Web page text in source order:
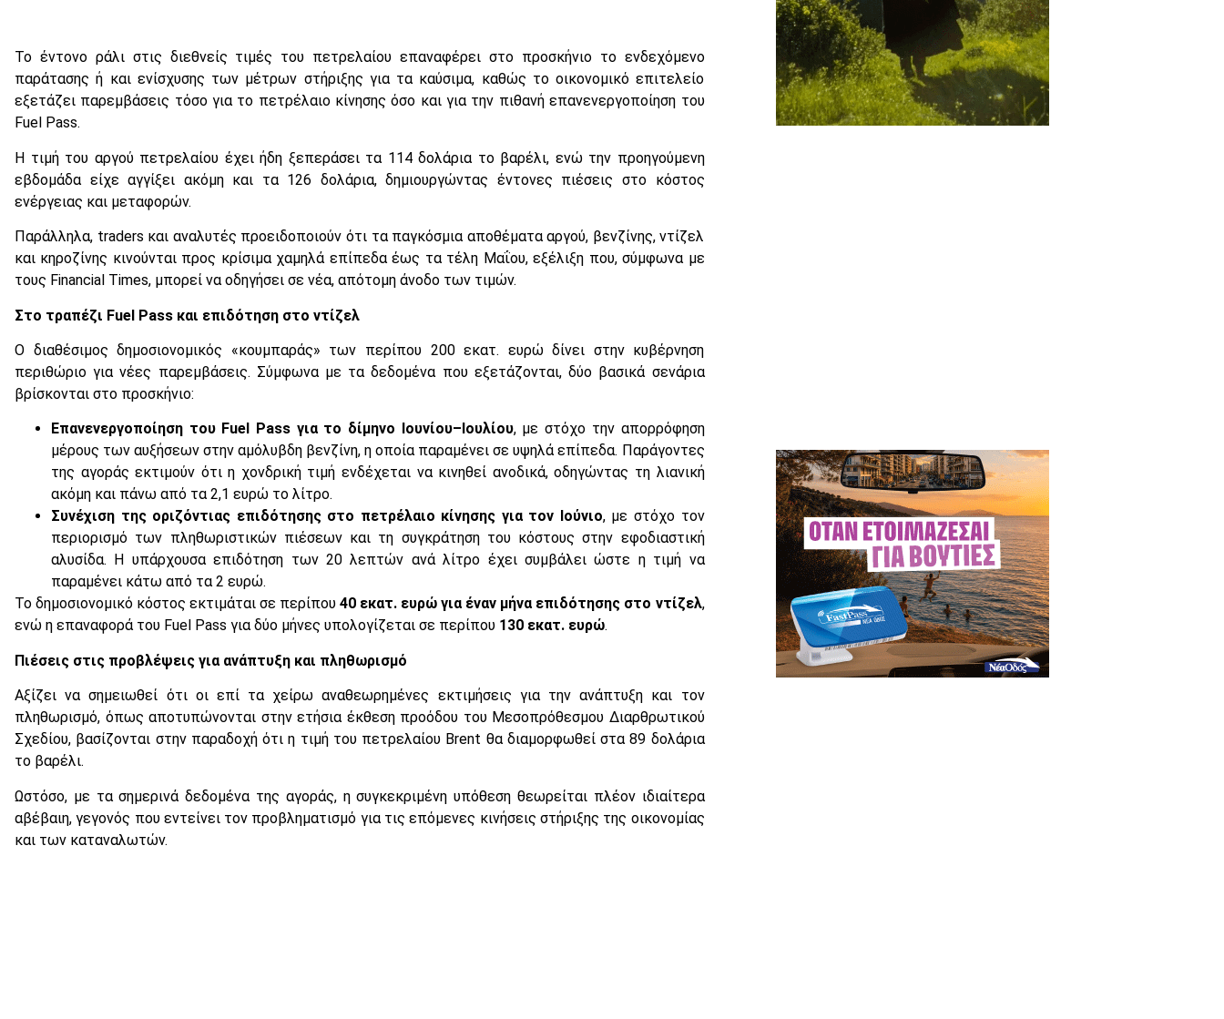
Το έντονο ράλι στις διεθνείς τιμές του πετρελαίου επαναφέρει στο προσκήνιο το ενδεχόμενο
παράτασης ή και ενίσχυσης των μέτρων στήριξης για τα καύσιμα, καθώς το οικονομικό επιτελείο
εξετάζει παρεμβάσεις τόσο για το πετρέλαιο κίνησης όσο και για την πιθανή επανενεργοποίηση του
Fuel Pass.
Η τιμή του αργού πετρελαίου έχει ήδη ξεπεράσει τα 114 δολάρια το βαρέλι, ενώ την προηγούμενη
εβδομάδα είχε αγγίξει ακόμη και τα 126 δολάρια, δημιουργώντας έντονες πιέσεις στο κόστος
ενέργειας και μεταφορών.
Παράλληλα, traders και αναλυτές προειδοποιούν ότι τα παγκόσμια αποθέματα αργού, βενζίνης, ντίζελ
και κηροζίνης κινούνται προς κρίσιμα χαμηλά επίπεδα έως τα τέλη Μαΐου, εξέλιξη που, σύμφωνα με
τους Financial Times, μπορεί να οδηγήσει σε νέα, απότομη άνοδο των τιμών.
Στο τραπέζι Fuel Pass και επιδότηση στο ντίζελ
Ο διαθέσιμος δημοσιονομικός «κουμπαράς» των περίπου 200 εκατ. ευρώ δίνει στην κυβέρνηση
περιθώριο για νέες παρεμβάσεις. Σύμφωνα με τα δεδομένα που εξετάζονται, δύο βασικά σενάρια
βρίσκονται στο προσκήνιο:
Επανενεργοποίηση του Fuel Pass για το δίμηνο Ιουνίου–Ιουλίου, με στόχο την απορρόφηση
μέρους των αυξήσεων στην αμόλυβδη βενζίνη, η οποία παραμένει σε υψηλά επίπεδα. Παράγοντες
της αγοράς εκτιμούν ότι η χονδρική τιμή ενδέχεται να κινηθεί ανοδικά, οδηγώντας τη λιανική
ακόμη και πάνω από τα 2,1 ευρώ το λίτρο.
Συνέχιση της οριζόντιας επιδότησης στο πετρέλαιο κίνησης για τον Ιούνιο, με στόχο τον
περιορισμό των πληθωριστικών πιέσεων και τη συγκράτηση του κόστους στην εφοδιαστική
αλυσίδα. Η υπάρχουσα επιδότηση των 20 λεπτών ανά λίτρο έχει συμβάλει ώστε η τιμή να
παραμένει κάτω από τα 2 ευρώ.
Το δημοσιονομικό κόστος εκτιμάται σε περίπου40 εκατ. ευρώ για έναν μήνα επιδότησης στο ντίζελ,
ενώ η επαναφορά του Fuel Pass για δύο μήνες υπολογίζεται σε περίπου 130 εκατ. ευρώ.
Πιέσεις στις προβλέψεις για ανάπτυξη και πληθωρισμό
Αξίζει να σημειωθεί ότι οι επί τα χείρω αναθεωρημένες εκτιμήσεις για την ανάπτυξη και τον
πληθωρισμό, όπως αποτυπώνονται στην ετήσια έκθεση προόδου του Μεσοπρόθεσμου Διαρθρωτικού
Σχεδίου, βασίζονται στην παραδοχή ότι η τιμή του πετρελαίου Brent θα διαμορφωθεί στα 89 δολάρια
το βαρέλι.
Ωστόσο, με τα σημερινά δεδομένα της αγοράς, η συγκεκριμένη υπόθεση θεωρείται πλέον ιδιαίτερα
αβέβαιη, γεγονός που εντείνει τον προβληματισμό για τις επόμενες κινήσεις στήριξης της οικονομίας
και των καταναλωτών.